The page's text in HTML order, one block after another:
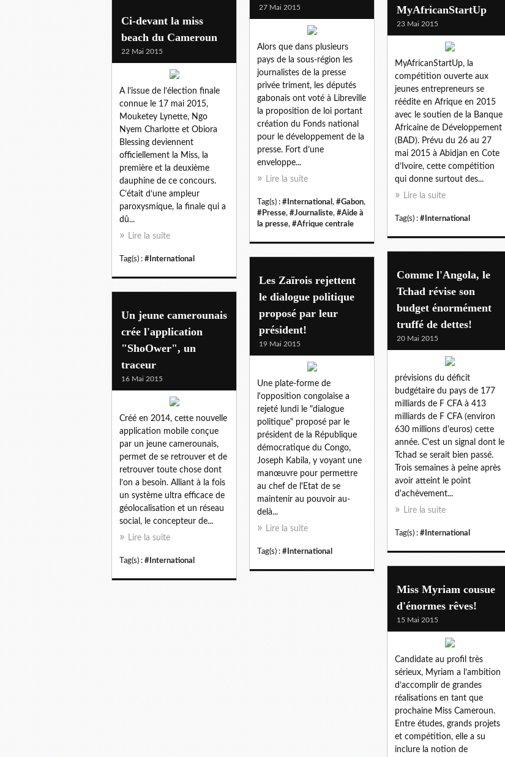
27 Mai 2015
Alors que dans plusieurs
pays de la sous-région les
journalistes de la presse
privée triment, les députés
gabonais ont voté à Libreville
la proposition de loi portant
création du Fonds national
pour le développement de la
presse. Fort d’une
enveloppe...
Lire la suite
Tag(s) : #International , #Gabon,
#Presse, #Journaliste, #Aide à
la presse, #Afrique centrale
MyAfricanStartUp
23 Mai 2015
MyAfricanStartUp, la
compétition ouverte aux
jeunes entrepreneurs se
réédite en Afrique en 2015
avec le soutien de la Banque
Africaine de Développement
(BAD). Prévu du 26 au 27
mai 2015 à Abidjan en Cote
d’Ivoire, cette compétition
qui donne surtout des...
Lire la suite
Tag(s) : #International
Ci-devant la miss
beach du Cameroun
22 Mai 2015
A l’issue de l’élection finale
connue le 17 mai 2015,
Mouketey Lynette, Ngo
Nyem Charlotte et Obiora
Blessing deviennent
officiellement la Miss, la
première et la deuxième
dauphine de ce concours.
C’était d’une ampleur
paroxysmique, la finale qui a
dû...
Lire la suite
Tag(s) : #International
Comme l'Angola, le
Tchad révise son
budget énormément
truffé de dettes!
20 Mai 2015
prévisions du déficit
budgétaire du pays de 177
milliards de F CFA à 413
milliards de F CFA (environ
630 millions d'euros) cette
année. C'est un signal dont le
Tchad se serait bien passé.
Trois semaines à peine après
avoir atteint le point
d'achèvement...
Lire la suite
Tag(s) : #International
Les Zaïrois rejettent
le dialogue politique
proposé par leur
président!
19 Mai 2015
Une plate-forme de
l'opposition congolaise a
rejeté lundi le "dialogue
politique" proposé par le
président de la République
démocratique du Congo,
Joseph Kabila, y voyant une
manœuvre pour permettre
au chef de l'Etat de se
maintenir au pouvoir au-
delà...
Lire la suite
Tag(s) : #International
Un jeune camerounais
crée l'application
"ShoOwer", un
traceur
16 Mai 2015
Créé en 2014, cette nouvelle
application mobile conçue
par un jeune camerounais,
permet de se retrouver et de
retrouver toute chose dont
l’on a besoin. Alliant à la fois
un système ultra efficace de
géolocalisation et un réseau
social, le concepteur de...
Lire la suite
Tag(s) : #International
Miss Myriam cousue
d'énormes rêves!
15 Mai 2015
Candidate au profil très
sérieux, Myriam a l’ambition
d’accomplir de grandes
réalisations en tant que
prochaine Miss Cameroun.
Entre études, grands projets
et compétition, elle a su
inclure la notion de